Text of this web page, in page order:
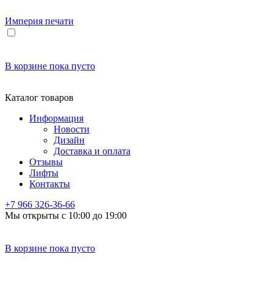
Империя печати
В корзине пока пусто
Каталог товаров
Информация
Новости
Дизайн
Доставка и оплата
Отзывы
Лифты
Контакты
+7 966 326-36-66
Мы открыты с 10:00 до 19:00
В корзине пока пусто